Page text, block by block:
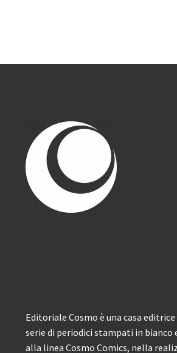
Editoriale Cosmo è una casa
serie di periodici stampati in
alla linea Cosmo Comics, nella